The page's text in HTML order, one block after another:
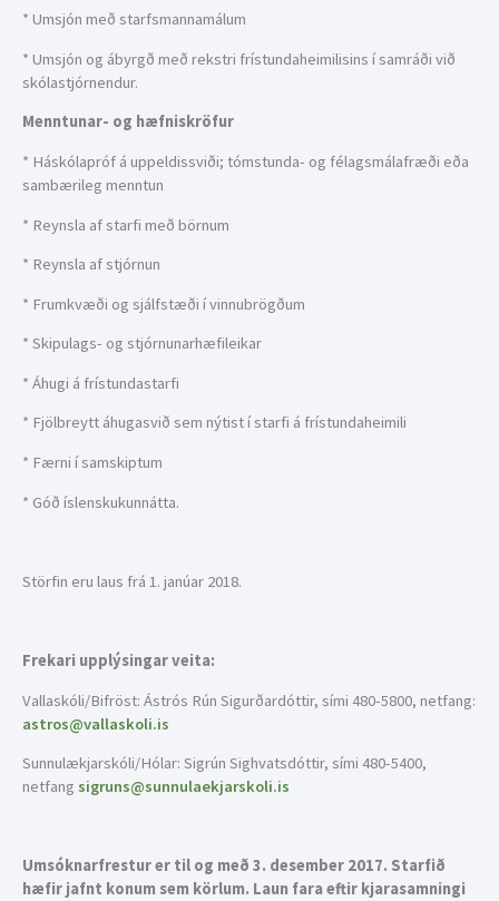
* Umsjón með starfsmannamálum
* Umsjón og ábyrgð með rekstri frístundaheimilisins í samráði við
skólastjórnendur.
Menntunar- og hæfniskröfur
* Háskólapróf á uppeldissviði; tómstunda- og félagsmálafræði eða
sambærileg menntun
* Reynsla af starfi með börnum
* Reynsla af stjórnun
* Frumkvæði og sjálfstæði í vinnubrögðum
* Skipulags- og stjórnunarhæfileikar
* Áhugi á frístundastarfi
* Fjölbreytt áhugasvið sem nýtist í starfi á frístundaheimili
* Færni í samskiptum
* Góð íslenskukunnátta.
Störfin eru laus frá 1. janúar 2018.
Frekari upplýsingar veita:
Vallaskóli/Bifröst: Ástrós Rún Sigurðardóttir, sími 480-5800, netfang:
astros@vallaskoli.is
Sunnulækjarskóli/Hólar: Sigrún Sighvatsdóttir, sími 480-5400,
netfang sigruns@sunnulaekjarskoli.is
Umsóknarfrestur er til og með 3. desember 2017. Starfið
hæfir jafnt konum sem körlum. Laun fara eftir kjarasamningi